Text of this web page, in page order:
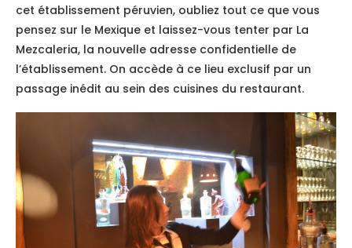
cet établissement péruvien, oubliez tout ce que vous
pensez sur le Mexique et laissez-vous tenter par La
Mezcaleria, la nouvelle adresse confidentielle de
l’établissement. On accède à ce lieu exclusif par un
passage inédit au sein des cuisines du restaurant.